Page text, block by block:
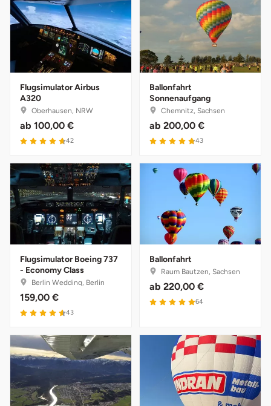
Flugsimulator Airbus
A320
Oberhausen, NRW
ab 100,00 €
42
Ballonfahrt
Sonnenaufgang
Chemnitz, Sachsen
ab 200,00 €
43
Flugsimulator Boeing 737
- Economy Class
Berlin Wedding, Berlin
159,00 €
43
Ballonfahrt
Raum Bautzen, Sachsen
ab 220,00 €
64
Stettiner Haff
Stormarn
Straubing
Stuttgart
Sulz am Neckar
Tannheimer Tal
Tegernsee
Teltow-Fläming
Trier
Uckermark
Ulm
Usedom